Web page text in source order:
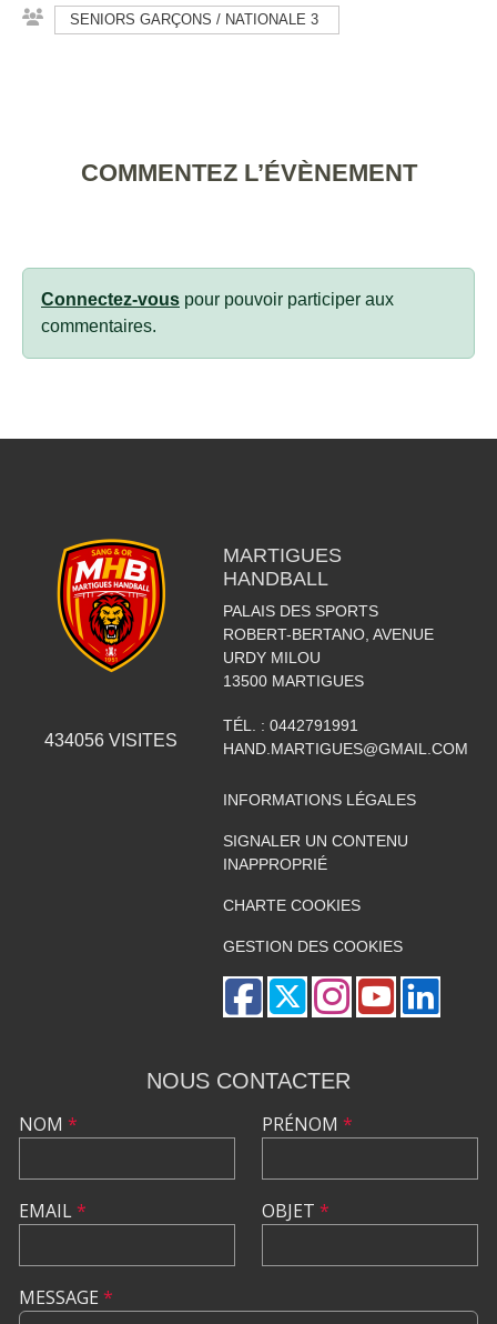
SENIORS GARÇONS / NATIONALE 3
COMMENTEZ L’ÉVÈNEMENT
Connectez-vous pour pouvoir participer aux
commentaires.
434056 VISITES
MARTIGUES
HANDBALL
PALAIS DES SPORTS
ROBERT-BERTANO, AVENUE
URDY MILOU
13500 MARTIGUES
TÉL. : 0442791991
HAND.MARTIGUES@GMAIL.COM
INFORMATIONS LÉGALES
SIGNALER UN CONTENU
INAPPROPRIÉ
CHARTE COOKIES
GESTION DES COOKIES
NOUS CONTACTER
NOM *
EMAIL*
PRÉNOM *
OBJET *
MESSAGE *